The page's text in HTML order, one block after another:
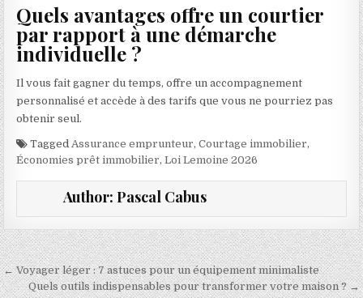
Quels avantages offre un courtier
par rapport à une démarche
individuelle ?
Il vous fait gagner du temps, offre un accompagnement
personnalisé et accède à des tarifs que vous ne pourriez pas
obtenir seul.
TaggedAssurance emprunteur,Courtage immobilier,
Économies prêt immobilier,Loi Lemoine 2026
Author: Pascal Cabus
Navigation de l’article
← Voyager léger : 7 astuces pour un équipement minimaliste
Quels outils indispensables pour transformer votre maison ? →